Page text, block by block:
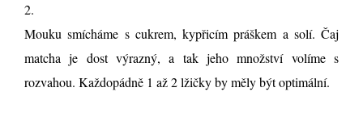
2.
Mouku smícháme s cukrem, kypřicím práškem a solí. Čaj
matcha je dost výrazný, a tak jeho množství volíme s
rozvahou. Každopádně 1 až 2 lžičky by měly být optimální.